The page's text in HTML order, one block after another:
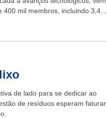
400 mil membros, incluindo 3,4
de lado para se dedicar ao
de resíduos esperam faturar